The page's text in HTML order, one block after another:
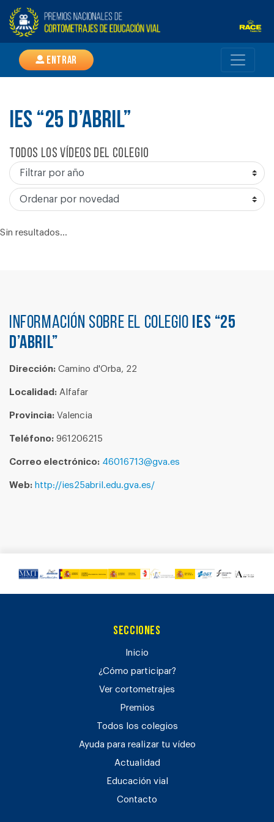
Entrar
IES “25 D’ABRIL”
Todos los vídeos del colegio
Sin resultados...
Información sobre el colegio IES “25
D’ABRIL”
Dirección: Camino d'Orba, 22
Localidad: Alfafar
Provincia: Valencia
Teléfono: 961206215
Correo electrónico: 46016713@gva.es
Web: http://ies25abril.edu.gva.es/
Secciones
Inicio
¿Cómo participar?
Ver cortometrajes
Premios
Todos los colegios
Ayuda para realizar tu vídeo
Actualidad
Educación vial
Contacto